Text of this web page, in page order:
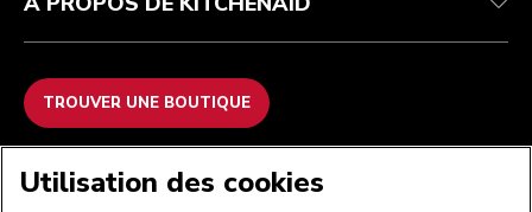
TROUVER UNE BOUTIQUE
NOUS ACCEPTONS
Utilisation des cookies